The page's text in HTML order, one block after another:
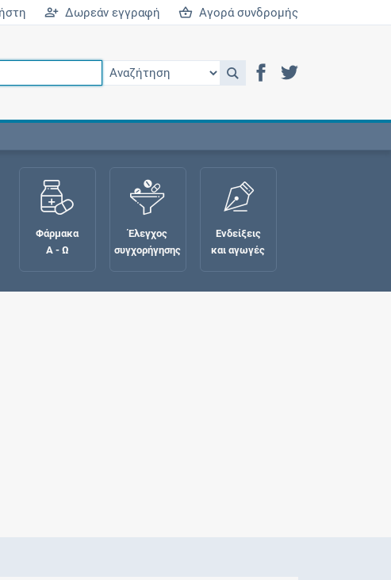
Δωρεάν εγγραφή Αγορά συνδρομής
Φάρμακα
Α - Ω
Έλεγχος
συγχορήγησης
Ενδείξεις
και αγωγές